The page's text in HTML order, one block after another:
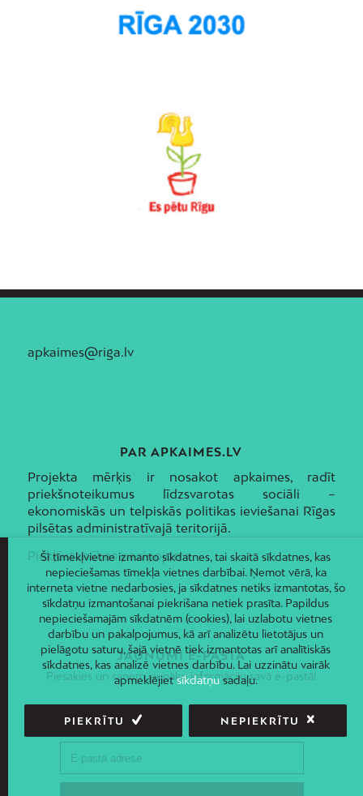
apkaimes@riga.lv
PAR APKAIMES.LV
Projekta mērķis ir nosakot apkaimes, radīt
priekšnoteikumus līdzsvarotas sociāli –
ekonomiskās un telpiskās politikas ieviešanai Rīgas
pilsētas administratīvajā teritorijā.
Piekļūstamības paziņojums
JAUNUMI E-PASTĀ
Piesakies un saņem jaunāko informāciju savā e-pastā!
Šī tīmekļvietne izmanto sīkdatnes, tai skaitā sīkdatnes, kas
nepieciešamas tīmekļa vietnes darbībai. Ņemot vērā, ka
interneta vietne nedarbosies, ja sīkdatnes netiks izmantotas, šo
sīkdatņu izmantošanai piekrišana netiek prasīta. Papildus
nepieciešamajām sīkdatnēm (cookies), lai uzlabotu vietnes
darbību un pakalpojumus, kā arī analizētu lietotājus un
pielāgotu saturu, šajā vietnē tiek izmantotas arī analītiskās
sīkdatnes, kas analizē vietnes darbību. Lai uzzinātu vairāk
apmeklējietsīkdatņusadaļu.
PIEKRĪTU NEPIEKRĪTU